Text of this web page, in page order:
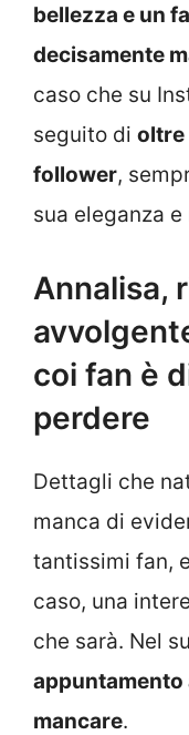
bellezza e un
decisamente
caso che su
seguito di oltre
follower,
sua eleganza
Annalisa,
coi fan è
perdere
Dettagli che
manca di
tantissimi fan,
caso, una
che sarà. Nel
appuntamento
mancare.